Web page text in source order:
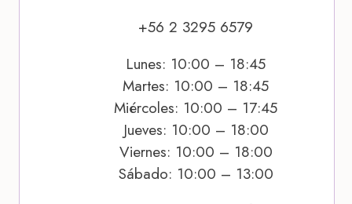
+56 2 3295 6579
Lunes: 10:00 – 18:45
Martes: 10:00 – 18:45
Miércoles: 10:00 – 17:45
Jueves: 10:00 – 18:00
Viernes: 10:00 – 18:00
Sábado: 10:00 – 13:00